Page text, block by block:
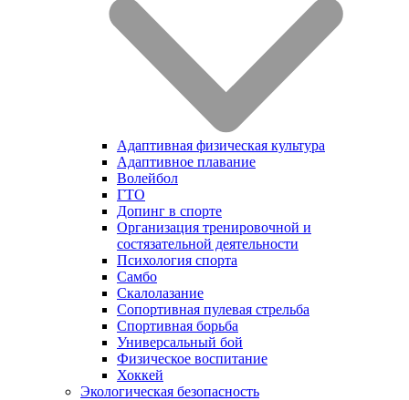
Адаптивная физическая культура
Адаптивное плавание
Волейбол
ГТО
Допинг в спорте
Организация тренировочной и
состязательной деятельности
Психология спорта
Самбо
Скалолазание
Сопортивная пулевая стрельба
Спортивная борьба
Универсальный бой
Физическое воспитание
Хоккей
Экологическая безопасность